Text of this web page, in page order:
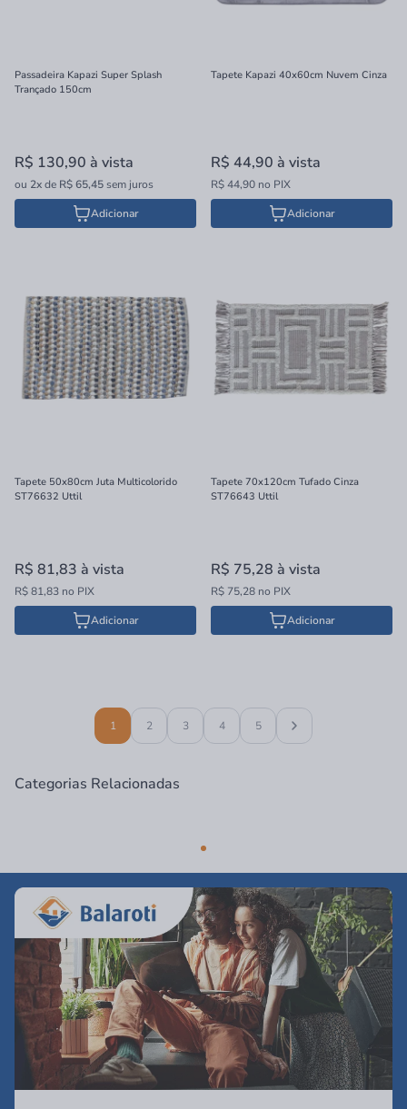
Passadeira Kapazi Super Splash
Trançado 150cm
R$ 130,90 à vista
ou 2xde R$ 65,45sem juros
Adicionar
Tapete Kapazi 40x60cm Nuvem Cinza
R$ 44,90 à vista
R$ 44,90 no PIX
Adicionar
Tapete 50x80cm Juta Multicolorido
ST76632 Uttil
R$ 81,83 à vista
R$ 81,83 no PIX
Adicionar
Tapete 70x120cm Tufado Cinza
ST76643 Uttil
R$ 75,28 à vista
R$ 75,28 no PIX
Adicionar
1 2 3 4 5
Categorias Relacionadas